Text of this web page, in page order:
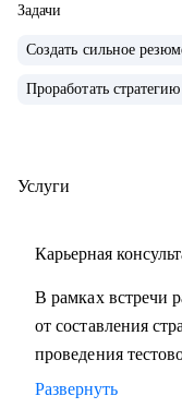
РФ и Европы.
• Мои клиенты
команду
• консультирую
• с подготовкой к
Кому могу помочь:
• проконсультирую
Задачи
Создать сильное
Проработать
Услуги
Карьерная
В рамках встречи
от составления
проведения
Развернуть